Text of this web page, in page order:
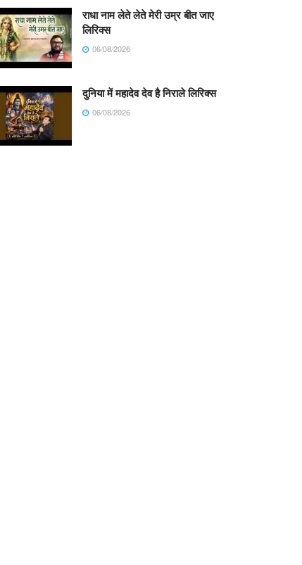
राधा नाम लेते लेते मेरी उम्र बीत जाए
लिरिक्स
06/08/2026
दुनिया में महादेव देव है निराले लिरिक्स
06/08/2026